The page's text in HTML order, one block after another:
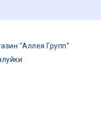
"Аллея Групп"